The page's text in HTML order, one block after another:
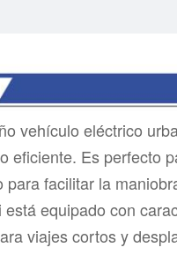
vehículo eléctrico
eficiente. Es perfecto
facilitar la
equipado con
viajes cortos y